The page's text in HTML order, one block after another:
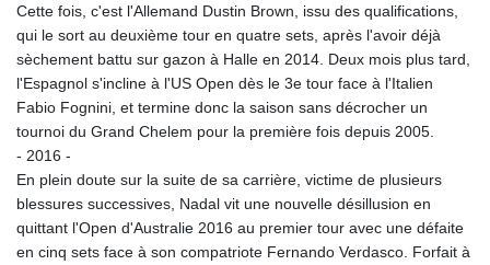
Cette fois, c'est l'Allemand Dustin Brown, issu des qualifications,
qui le sort au deuxième tour en quatre sets, après l'avoir déjà
sèchement battu sur gazon à Halle en 2014. Deux mois plus tard,
l'Espagnol s'incline à l'US Open dès le 3e tour face à l'Italien
Fabio Fognini, et termine donc la saison sans décrocher un
tournoi du Grand Chelem pour la première fois depuis 2005.
- 2016 -
En plein doute sur la suite de sa carrière, victime de plusieurs
blessures successives, Nadal vit une nouvelle désillusion en
quittant l'Open d'Australie 2016 au premier tour avec une défaite
en cinq sets face à son compatriote Fernando Verdasco. Forfait à